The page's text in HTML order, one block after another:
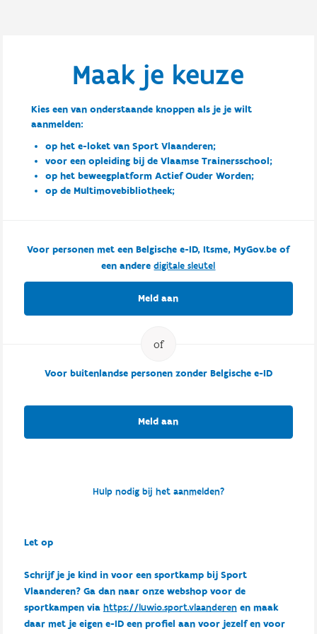
Maak je keuze
Kies een van onderstaande knoppen als je je wilt
aanmelden:
op het e-loket van Sport Vlaanderen;
voor een opleiding bij de Vlaamse Trainersschool;
op het beweegplatform Actief Ouder Worden;
op de Multimovebibliotheek;
Voor personen met een Belgische e-ID, Itsme, MyGov.be of
een anderedigitale sleutel
Meld aan
Voor buitenlandse personen zonder Belgische e-ID
Meld aan
Hulp nodig bij het aanmelden?
Let op
Schrijf je je kind in voor een sportkamp bij Sport
Vlaanderen? Ga dan naar onze webshop voor de
sportkampen via https://luwio.sport.vlaanderenen maak
daar met je eigen e-ID een profiel aan voor jezelf en voor